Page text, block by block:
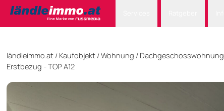
ländleimmo.at / Kaufobjekt / Wohnung / Dachgeschosswohnung
Erstbezug - TOP A12